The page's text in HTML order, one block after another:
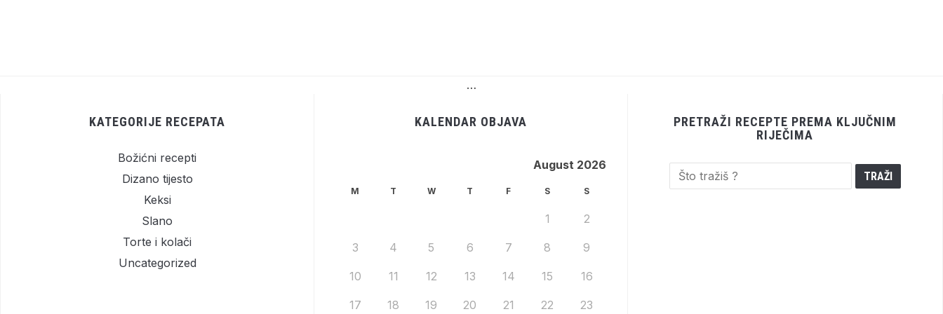
…
KATEGORIJE RECEPATA
Božićni recepti
Dizano tijesto
Keksi
Slano
Torte i kolači
Uncategorized
KALENDAR OBJAVA
August 2026
M T W T F S S
1 2
3 4 5 6 7 8 9
10 11 12 13 14 15 16
17 18 19 20 21 22 23
PRETRAŽI RECEPTE PREMA KLJUČNIM
RIJEČIMA